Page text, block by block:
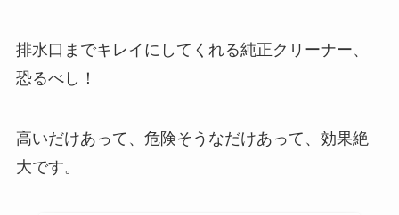
排水口までキレイにしてくれる純正クリーナー、
恐るべし！
高いだけあって、危険そうなだけあって、効果絶
大です。